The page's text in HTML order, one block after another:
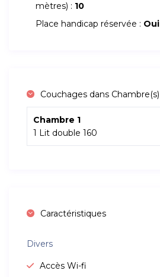
mètres) : 10
Place handicap réservée : Oui
Couchages dans Chambre(s)
Chambre 1
1 Lit double 160
Caractéristiques
Divers
Accès Wi-fi